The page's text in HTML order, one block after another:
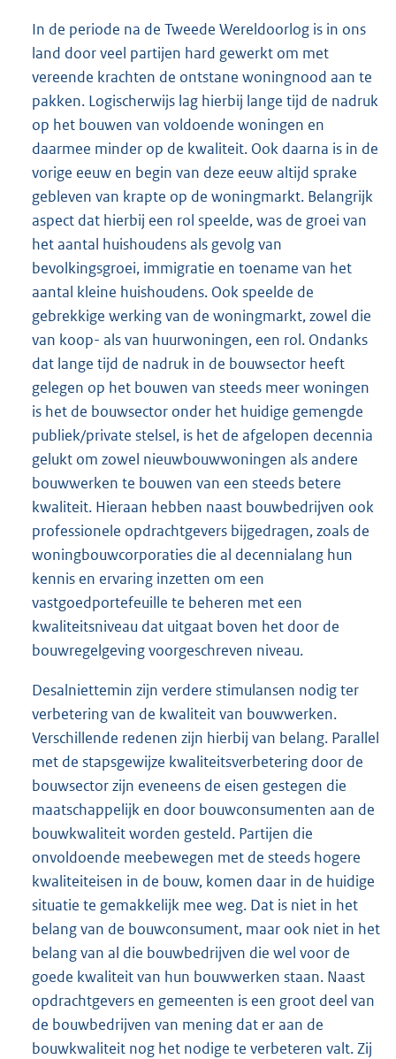
In de periode na de Tweede Wereldoorlog is in ons
land door veel partijen hard gewerkt om met
vereende krachten de ontstane woningnood aan te
pakken. Logischerwijs lag hierbij lange tijd de nadruk
op het bouwen van voldoende woningen en
daarmee minder op de kwaliteit. Ook daarna is in de
vorige eeuw en begin van deze eeuw altijd sprake
gebleven van krapte op de woningmarkt. Belangrijk
aspect dat hierbij een rol speelde, was de groei van
het aantal huishoudens als gevolg van
bevolkingsgroei, immigratie en toename van het
aantal kleine huishoudens. Ook speelde de
gebrekkige werking van de woningmarkt, zowel die
van koop- als van huurwoningen, een rol. Ondanks
dat lange tijd de nadruk in de bouwsector heeft
gelegen op het bouwen van steeds meer woningen
is het de bouwsector onder het huidige gemengde
publiek/private stelsel, is het de afgelopen decennia
gelukt om zowel nieuwbouwwoningen als andere
bouwwerken te bouwen van een steeds betere
kwaliteit. Hieraan hebben naast bouwbedrijven ook
professionele opdrachtgevers bijgedragen, zoals de
woningbouwcorporaties die al decennialang hun
kennis en ervaring inzetten om een
vastgoedportefeuille te beheren met een
kwaliteitsniveau dat uitgaat boven het door de
bouwregelgeving voorgeschreven niveau.
Desalniettemin zijn verdere stimulansen nodig ter
verbetering van de kwaliteit van bouwwerken.
Verschillende redenen zijn hierbij van belang. Parallel
met de stapsgewijze kwaliteitsverbetering door de
bouwsector zijn eveneens de eisen gestegen die
maatschappelijk en door bouwconsumenten aan de
bouwkwaliteit worden gesteld. Partijen die
onvoldoende meebewegen met de steeds hogere
kwaliteiteisen in de bouw, komen daar in de huidige
situatie te gemakkelijk mee weg. Dat is niet in het
belang van de bouwconsument, maar ook niet in het
belang van al die bouwbedrijven die wel voor de
goede kwaliteit van hun bouwwerken staan. Naast
opdrachtgevers en gemeenten is een groot deel van
de bouwbedrijven van mening dat er aan de
bouwkwaliteit nog het nodige te verbeteren valt. Zij